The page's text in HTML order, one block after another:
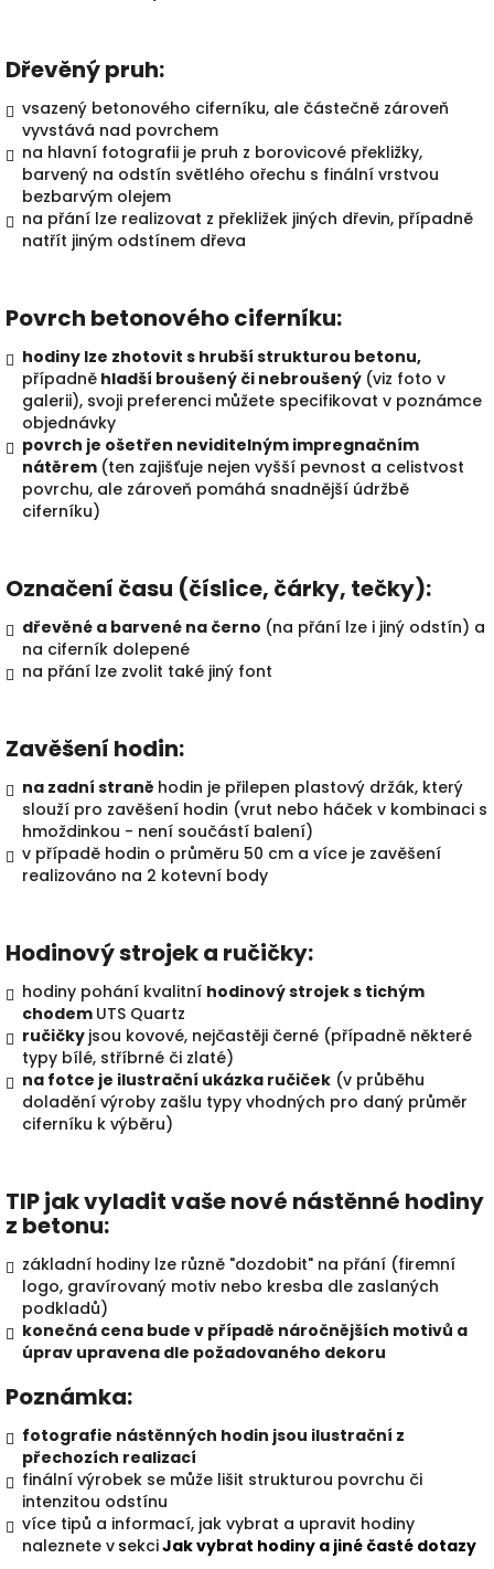
Dřevěný pruh:
vsazený betonového ciferníku, ale částečně zároveň
vyvstává nad povrchem
na hlavní fotografii je pruh z borovicové překližky,
barvený na odstín světlého ořechu s finální vrstvou
bezbarvým olejem
na přání lze realizovat z překližek jiných dřevin, případně
natřít jiným odstínem dřeva
Povrch betonového ciferníku:
hodiny lze zhotovit s hrubší strukturou betonu,
případně hladší broušený či nebroušený (viz foto v
galerii), svoji preferenci můžete specifikovat v poznámce
objednávky
povrch je ošetřen neviditelným impregnačním
nátěrem (ten zajišťuje nejen vyšší pevnost a celistvost
povrchu, ale zároveň pomáhá snadnější údržbě
ciferníku)
Označení času (číslice, čárky, tečky):
dřevěné a barvené na černo (na přání lze i jiný odstín) a
na ciferník dolepené
na přání lze zvolit také jiný font
Zavěšení hodin:
na zadní straně hodin je přilepen plastový držák, který
slouží pro zavěšení hodin (vrut nebo háček v kombinaci s
hmoždinkou - není součástí balení)
v případě hodin o průměru 50 cm a více je zavěšení
realizováno na 2 kotevní body
Hodinový strojek a ručičky:
hodiny pohání kvalitní hodinový strojek s tichým
chodem UTS Quartz
ručičky jsou kovové, nejčastěji černé (případně některé
typy bílé, stříbrné či zlaté)
na fotce je ilustrační ukázka ručiček (v průběhu
doladění výroby zašlu typy vhodných pro daný průměr
ciferníku k výběru)
TIP jak vyladit vaše nové nástěnné hodiny
z betonu:
základní hodiny lze různě "dozdobit" na přání (firemní
logo, gravírovaný motiv nebo kresba dle zaslaných
podkladů)
konečná cena bude v případě náročnějších motivů a
úprav upravena dle požadovaného dekoru
Poznámka:
fotografie nástěnných hodin jsou ilustrační z
přechozích realizací
finální výrobek se může lišit strukturou povrchu či
intenzitou odstínu
více tipů a informací, jak vybrat a upravit hodiny
naleznete v sekciJak vybrat hodiny a jiné časté dotazy